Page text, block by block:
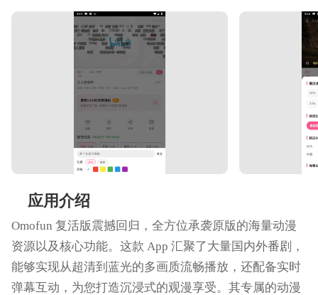
应用介绍
Omofun 复活版震撼回归，全方位承袭原版的海量动漫
资源以及核心功能。这款 App 汇聚了大量国内外番剧，
能够实现从超清到蓝光的多画质流畅播放，还配备实时
弹幕互动，为您打造沉浸式的观漫享受。其专属的动漫